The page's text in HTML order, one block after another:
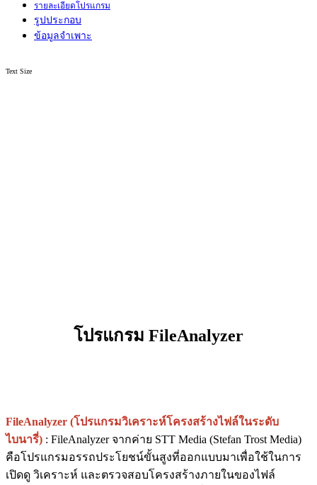
รายละเอียดโปรแกรม
รูปประกอบ
ข้อมูลจำเพาะ
Text Size
โปรแกรม FileAnalyzer
FileAnalyzer (โปรแกรมวิเคราะห์โครงสร้างไฟล์ในระดับ
ไบนารี่) : FileAnalyzer จากค่าย STT Media (Stefan Trost Media)
คือโปรแกรมอรรถประโยชน์ขั้นสูงที่ออกแบบมาเพื่อใช้ในการ
เปิดดู วิเคราะห์ และตรวจสอบโครงสร้างภายในของไฟล์